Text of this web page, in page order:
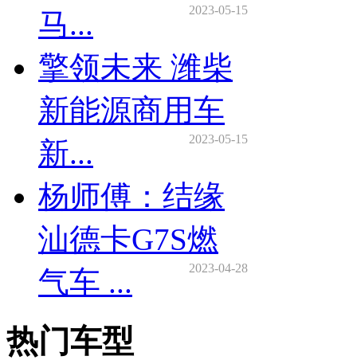
马...
2023-05-15
擎领未来 潍柴
新能源商用车
新...
2023-05-15
杨师傅：结缘
汕德卡G7S燃
气车 ...
2023-04-28
热门车型